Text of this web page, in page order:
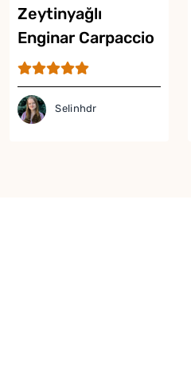
Zeytinyağlı
Enginar Carpaccio
Tarifi
Selinhdr